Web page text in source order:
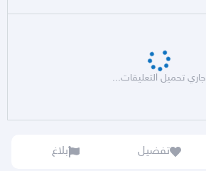
جاري تحميل التعليقات...
تفضيل بلاغ